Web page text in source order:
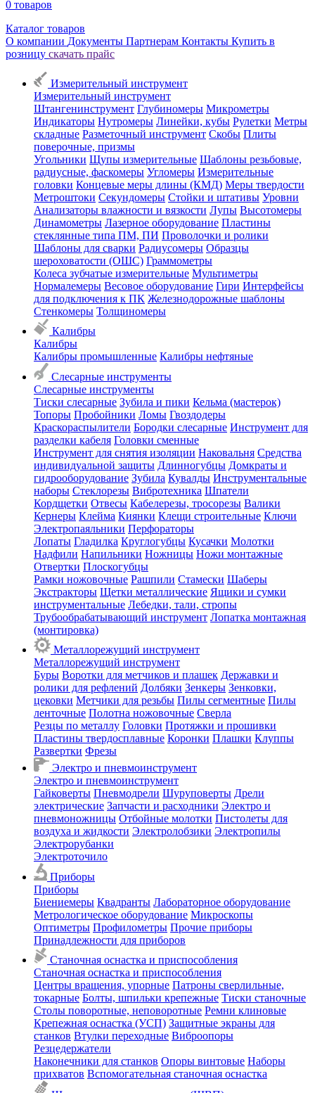
0 товаров
Каталог товаров
О компании Документы Партнерам Контакты Купить в
розницу скачать прайс
Измерительный инструмент
Измерительный инструмент
Штангенинструмент Глубиномеры Микрометры
Индикаторы Нутромеры Линейки, кубы Рулетки Метры
складные Разметочный инструмент Скобы Плиты
поверочные, призмы
Угольники Щупы измерительные Шаблоны резьбовые,
радиусные, фаскомеры Угломеры Измерительные
головки Концевые меры длины (КМД) Меры твердости
Метроштоки Секундомеры Стойки и штативы Уровни
Анализаторы влажности и вязкости Лупы Высотомеры
Динамометры Лазерное оборудование Пластины
стеклянные типа ПМ, ПИ Проволочки и ролики
Шаблоны для сварки Радиусомеры Образцы
шероховатости (ОШС) Граммометры
Колеса зубчатые измерительные Мультиметры
Нормалемеры Весовое оборудование Гири Интерфейсы
для подключения к ПК Железнодорожные шаблоны
Стенкомеры Толщиномеры
Калибры
Калибры
Калибры промышленные Калибры нефтяные
Слесарные инструменты
Слесарные инструменты
Тиски слесарные Зубила и пики Кельма (мастерок)
Топоры Пробойники Ломы Гвоздодеры
Краскораспылители Бородки слесарные Инструмент для
разделки кабеля Головки сменные
Инструмент для снятия изоляции Наковальня Средства
индивидуальной защиты Длинногубцы Домкраты и
гидрооборудование Зубила Кувалды Инструментальные
наборы Стеклорезы Вибротехника Шпатели
Кордщетки Отвесы Кабелерезы, тросорезы Валики
Кернеры Клейма Киянки Клещи строительные Ключи
Электропаяльники Перфораторы
Лопаты Гладилка Круглогубцы Кусачки Молотки
Надфили Напильники Ножницы Ножи монтажные
Отвертки Плоскогубцы
Рамки ножовочные Рашпили Стамески Шаберы
Экстракторы Щетки металлические Ящики и сумки
инструментальные Лебедки, тали, стропы
Трубообрабатывающий инструмент Лопатка монтажная
(монтировка)
Металлорежущий инструмент
Металлорежущий инструмент
Буры Воротки для метчиков и плашек Державки и
ролики для рефлений Долбяки Зенкеры Зенковки,
цековки Метчики для резьбы Пилы сегментные Пилы
ленточные Полотна ножовочные Сверла
Резцы по металлу Головки Протяжки и прошивки
Пластины твердосплавные Коронки Плашки Клуппы
Развертки Фрезы
Электро и пневмоинструмент
Электро и пневмоинструмент
Гайковерты Пневмодрели Шуруповерты Дрели
электрические Запчасти и расходники Электро и
пневмоножницы Отбойные молотки Пистолеты для
воздуха и жидкости Электролобзики Электропилы
Электрорубанки
Электроточило
Приборы
Приборы
Биениемеры Квадранты Лабораторное оборудование
Метрологическое оборудование Микроскопы
Оптиметры Профилометры Прочие приборы
Принадлежности для приборов
Станочная оснастка и приспособления
Станочная оснастка и приспособления
Центры вращения, упорные Патроны сверлильные,
токарные Болты, шпильки крепежные Тиски станочные
Столы поворотные, неповоротные Ремни клиновые
Крепежная оснастка (УСП) Защитные экраны для
станков Втулки переходные Виброопоры
Резцедержатели
Наконечники для станков Опоры винтовые Наборы
прихватов Вспомогательная станочная оснастка